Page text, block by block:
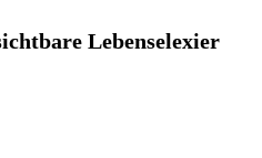
Lebenselexier